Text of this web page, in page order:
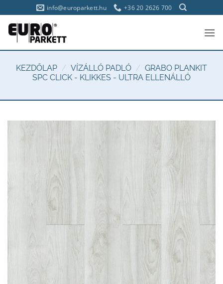
to
content
info@europarkett.hu +36 20 2626 700
KEZDŐLAP / VÍZÁLLÓ PADLÓ / GRABO PLANKIT
SPC CLICK - KLIKKES - ULTRA ELLENÁLLÓ